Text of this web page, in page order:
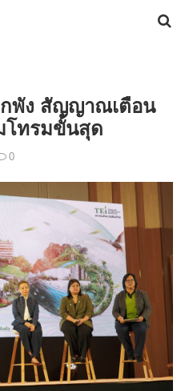
พัง สัญญาณเตือน
โทรมขั้นสุด
0